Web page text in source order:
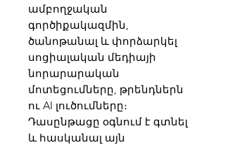
ամբողջական
գործիքակազմին,
ծանոթանալ և փորձարկել
սոցիալական մեդիայի
նորարարական
մոտեցումները, թրենդներն
ու AI լուծումները։
Դասընթացը օգնում է գտնել
և հասկանալ այն